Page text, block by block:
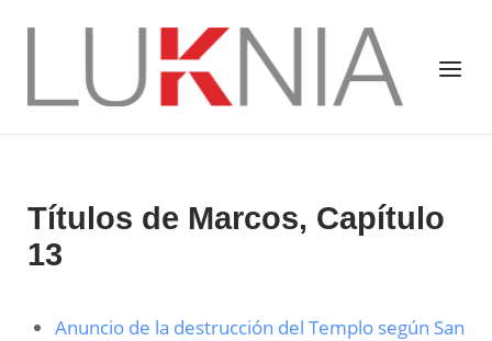
Menú
Títulos de Marcos, Capítulo
13
Anuncio de la destrucción del Templo según San